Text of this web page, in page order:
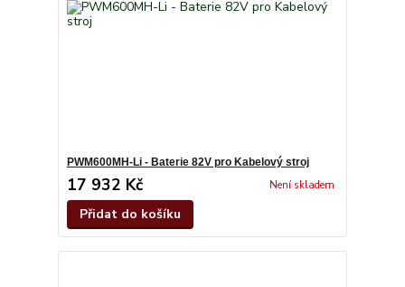
PWM600MH-Li - Baterie 82V pro Kabelový stroj
17 932 Kč Není skladem
Přidat do košíku